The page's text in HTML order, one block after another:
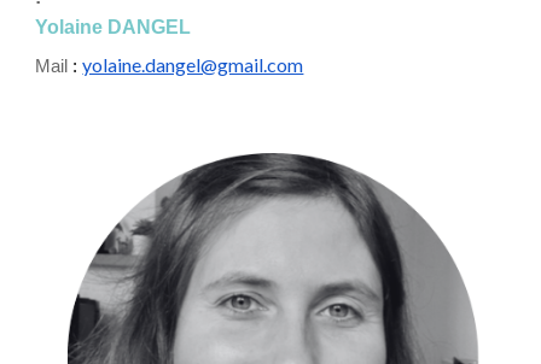
Yolaine DANGEL
Mail :yolaine.dangel@gmail.com